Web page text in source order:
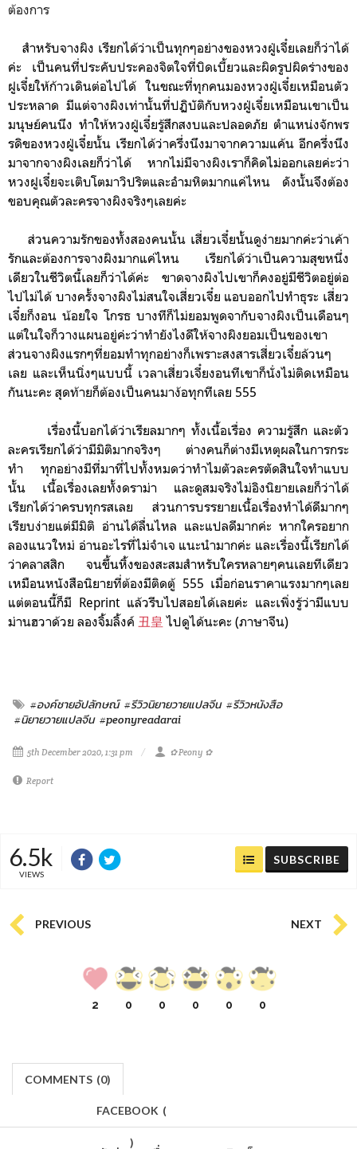
ต้องการ
สำหรับจางผิง เรียกได้ว่าเป็นทุกๆอย่างของหวงฝู่เจี๋ยเลยก็ว่าได้
ค่ะ เป็นคนที่ประคับประคองจิตใจที่บิดเบี้ยวและผิดรูปผิดร่างของ
ฝูเจี๋ยให้ก้าวเดินต่อไปได้ ในขณะที่ทุกคนมองหวงฝู่เจี๋ยเหมือนตัว
ประหลาด มีแต่จางผิงเท่านั้นที่ปฏิบัติกับหวงฝู่เจี๋ยเหมือนเขาเป็น
มนุษย์คนนึง ทำให้หวงฝู่เจี๋ยรู้สึกสงบและปลอดภัย ตำแหน่งจักพร
รดิของหวงฝู่เจี๋ยนั้น เรียกได้ว่าครึ่งนึงมาจากความแค้น อีกครึ่งนึง
มาจากจางผิงเลยก็ว่าได้ หากไม่มีจางผิงเราก็คิดไม่ออกเลยค่ะว่า
หวงฝูเจี๋ยจะเติบโตมาวิปริตและอำมหิตมากแค่ไหน ดังนั้นจึงต้อง
ขอบคุณตัวละครจางผิงจริงๆเลยค่ะ
ส่วนความรักของทั้งสองคนนั้น เสี่ยวเจี๋ยนั้นดูง่ายมากค่ะว่าเค้า
รักและต้องการจางผิงมากแค่ไหน เรียกได้ว่าเป็นความสุขหนึ่ง
เดียวในชีวิตนี้เลยก็ว่าได้ค่ะ ขาดจางผิงไปเขาก็คงอยู่มีชีวิตอยู่ต่อ
ไปไม่ได้ บางครั้งจางผิงไม่สนใจเสี่ยวเจี๋ย แอบออกไปทำธุระ เสี่ยว
เจี๋ยก็งอน น้อยใจ โกรธ บางทีก็ไม่ยอมพูดจากับจางผิงเป็นเดือนๆ
แต่ในใจก็วางแผนอยู่ค่ะว่าทำยังไงดีให้จางผิงยอมเป็นของเขา
ส่วนจางผิงแรกๆที่ยอมทำทุกอย่างก็เพราะสงสารเสี่ยวเจี๋ยล้วนๆ
เลย และเห็นนิ่งๆแบบนี้ เวลาเสี่ยวเจี๋ยงอนทีเขาก็นั่งไม่ติดเหมือน
กันนะคะ สุดท้ายก็ต้องเป็นคนมาง้อทุกทีเลย 555
เรื่องนี้บอกได้ว่าเรียลมากๆ ทั้งเนื้อเรื่อง ความรู้สึก และตัว
ละครเรียกได้ว่ามีมิติมากจริงๆ ต่างคนก็ต่างมีเหตุผลในการกระ
ทำ ทุกอย่างมีที่มาที่ไปทั้งหมดว่าทำไมตัวละครตัดสินใจทำแบบ
นั้น เนื้อเรื่องเลยทั้งดราม่า และดูสมจริงไม่อิงนิยายเลยก็ว่าได้
เรียกได้ว่าครบทุกรสเลย ส่วนการบรรยายเนื้อเรื่องทำได้ดีมากๆ
เรียบง่ายแต่มีมิติ อ่านได้ลื่นไหล และแปลดีมากค่ะ หากใครอยาก
ลองแนวใหม่ อ่านอะไรที่ไม่จำเจ แนะนำมากค่ะ และเรื่องนี้เรียกได้
ว่าคลาสสิก จนขึ้นหิ้งของสะสมสำหรับใครหลายๆคนเลยทีเดียว
เหมือนหนังสือนิยายที่ต้องมีติดตู้ 555 เมื่อก่อนราคาแรงมากๆเลย
แต่ตอนนี้ก็มี Reprint แล้วรีบไปสอยได้เลยค่ะ และเพิ่งรู้ว่ามีแบบ
ม่านฮวาด้วย ลองจิ้มลิ้งค์ 丑皇 ไปดูได้นะคะ (ภาษาจีน)
#องค์ชายอัปลักษณ์ #รีวิวนิยายวายแปลจีน #รีวิวหนังสือ
#นิยายวายแปลจีน #peonyreadarai
5th December 2020, 1:31 pm ✿ Peony ✿
Report
6.5k
VIEWS
SUBSCRIBE
PREVIOUS NEXT
2 0 0 0 0 0
COMMENTS (0)
FACEBOOK (
)